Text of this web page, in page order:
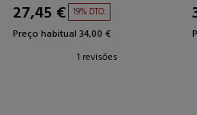
27,45 € 19% DTO.
Preço habitual 34,00 €
1 revisões